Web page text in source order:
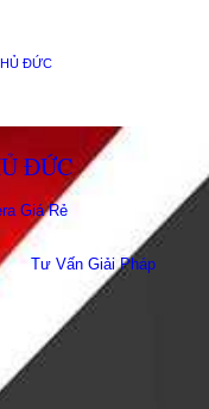
ĐỨC
ĐỨC
Giá Rẻ
Tư Vấn Giải Pháp